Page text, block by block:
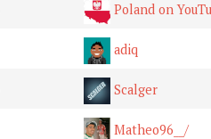
Poland on
adiq
Scalger
Matheo96__/